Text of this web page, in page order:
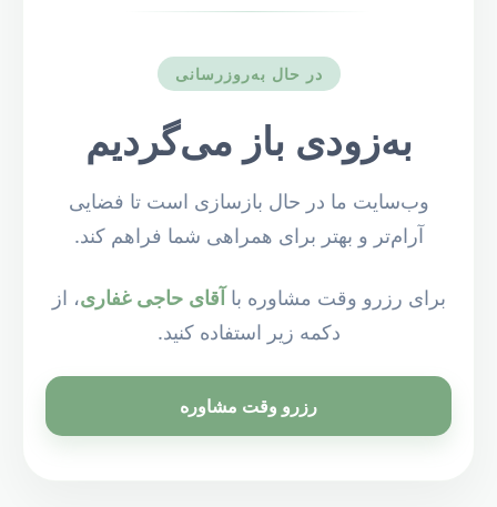
در حال به‌روزرسانی
به‌زودی باز می‌گردیم
وب‌سایت ما در حال بازسازی است تا فضایی
آرام‌تر و بهتر برای همراهی شما فراهم کند.
برای رزرو وقت مشاوره باآقای حاجی غفاری، از
دکمه زیر استفاده کنید.
رزرو وقت مشاوره